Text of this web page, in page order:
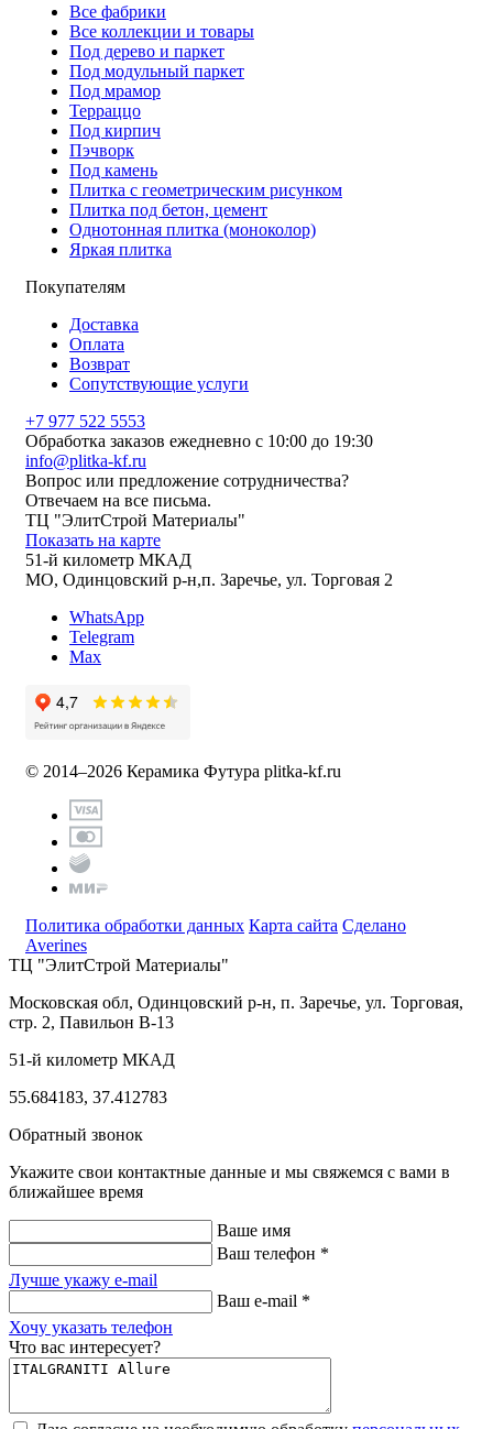
Все фабрики
Все коллекции и товары
Под дерево и паркет
Под модульный паркет
Под мрамор
Терраццо
Под кирпич
Пэчворк
Под камень
Плитка с геометрическим рисунком
Плитка под бетон, цемент
Однотонная плитка (моноколор)
Яркая плитка
Покупателям
Доставка
Оплата
Возврат
Сопутствующие услуги
+7 977 522 5553
Обработка заказов ежедневно с 10:00 до 19:30
info@plitka-kf.ru
Вопрос или предложение сотрудничества?
Отвечаем на все письма.
ТЦ "ЭлитСтрой Материалы"
Показать на карте
51-й километр МКАД
МО, Одинцовский р-н,п. Заречье, ул. Торговая 2
WhatsApp
Telegram
Max
© 2014–2026 Керамика Футура plitka-kf.ru
Политика обработки данных Карта сайта Сделано
Averines
ТЦ "ЭлитСтрой Материалы"
Московская обл, Одинцовский р-н, п. Заречье, ул. Торговая,
стр. 2, Павильон В-13
51-й километр МКАД
55.684183, 37.412783
Обратный звонок
Укажите свои контактные данные и мы свяжемся с вами в
ближайшее время
Ваше имя
Ваш телефон *
Лучше укажу e-mail
Ваш e-mail *
Хочу указать телефон
Что вас интересует?